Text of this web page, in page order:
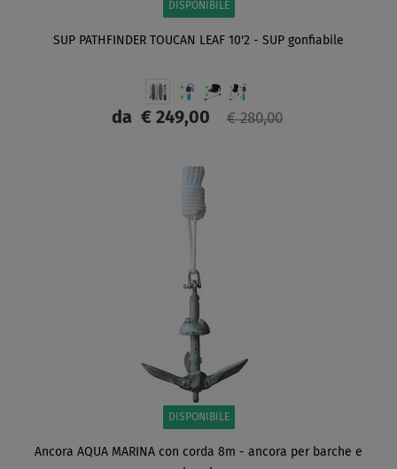
DISPONIBILE
SUP PATHFINDER TOUCAN LEAF 10'2 - SUP gonfiabile
da€ 249,00 € 280,00
DISPONIBILE
Ancora AQUA MARINA con corda 8m - ancora per barche e